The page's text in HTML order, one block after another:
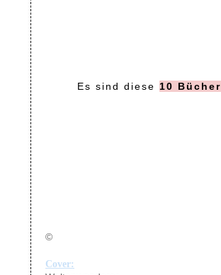
Es sind diese 10 Bücher
©
Cover: